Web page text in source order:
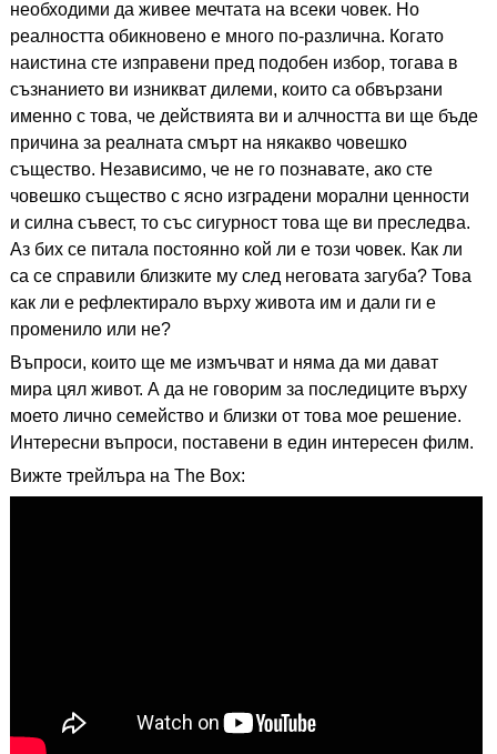
необходими да живее мечтата на всеки човек. Но
реалността обикновено е много по-различна. Когато
наистина сте изправени пред подобен избор, тогава в
съзнанието ви изникват дилеми, които са обвързани
именно с това, че действията ви и алчността ви ще бъде
причина за реалната смърт на някакво човешко
същество. Независимо, че не го познавате, ако сте
човешко същество с ясно изградени морални ценности
и силна съвест, то със сигурност това ще ви преследва.
Аз бих се питала постоянно кой ли е този човек. Как ли
са се справили близките му след неговата загуба? Това
как ли е рефлектирало върху живота им и дали ги е
променило или не?
Въпроси, които ще ме измъчват и няма да ми дават
мира цял живот. А да не говорим за последиците върху
моето лично семейство и близки от това мое решение.
Интересни въпроси, поставени в един интересен филм.
Вижте трейлъра на The Box: